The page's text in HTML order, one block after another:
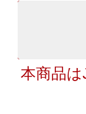
本商品